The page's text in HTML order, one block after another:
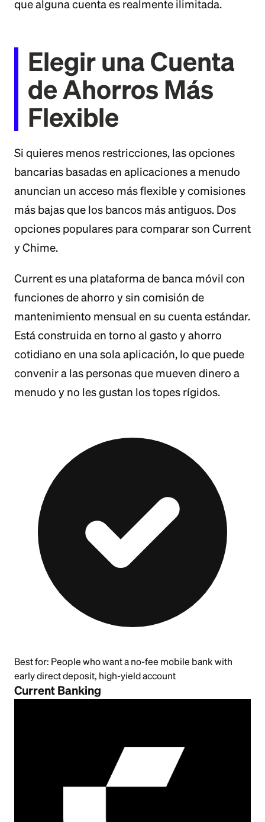
que alguna cuenta es realmente ilimitada.
Elegir una Cuenta
de Ahorros Más
Flexible
Si quieres menos restricciones, las opciones
bancarias basadas en aplicaciones a menudo
anuncian un acceso más flexible y comisiones
más bajas que los bancos más antiguos. Dos
opciones populares para comparar son Current
y Chime.
Current es una plataforma de banca móvil con
funciones de ahorro y sin comisión de
mantenimiento mensual en su cuenta estándar.
Está construida en torno al gasto y ahorro
cotidiano en una sola aplicación, lo que puede
convenir a las personas que mueven dinero a
menudo y no les gustan los topes rígidos.
Best for: People who want a no-fee mobile bank with
early direct deposit, high-yield account
Current Banking